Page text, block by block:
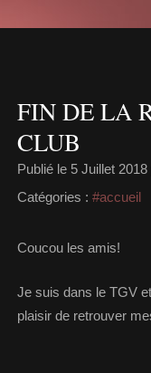
FIN DE LA
CLUB
Publié le 5 Juillet 2018
Catégories : #accueil
Coucou les amis!
Je suis dans le TGV
plaisir de retrouver